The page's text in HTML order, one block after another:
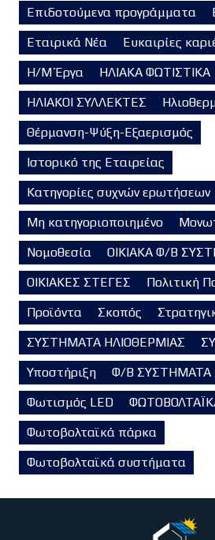
Επιδοτούμενα προγράμματα
Εταιρικά Νέα
Ευκαιρίες
Η/Μ Έργα
ΗΛΙΑΚΑ ΦΩΤΙΣΤΙΚΑ
ΗΛΙΑΚΟΙ ΣΥΛΛΕΚΤΕΣ
Θέρμανση-Ψύξη-Εξαερισμός
Ιστορικό της Εταιρείας
Κατηγορίες συχνών ερωτήσεων
Μη κατηγοριοποιημένο
Νομοθεσία
ΟΙΚΙΑΚΑ Φ/Β
ΟΙΚΙΑΚΕΣ ΣΤΕΓΕΣ
Πολιτική
Προϊόντα
Σκοπός
ΣΥΣΤΗΜΑΤΑ ΗΛΙΟΘΕΡΜΙΑΣ
Υποστήριξη
Φ/Β ΣΥΣΤΗΜΑΤΑ
Φωτισμός LED
Φωτοβολταϊκά πάρκα
Φωτοβολταϊκά συστήματα